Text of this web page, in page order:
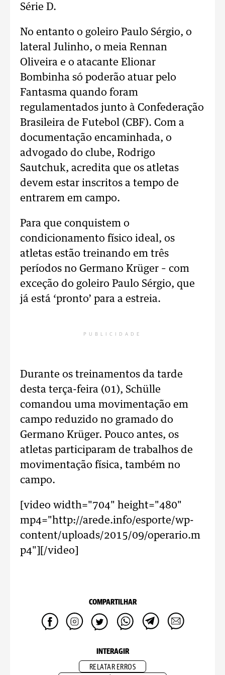
Série D.
No entanto o goleiro Paulo Sérgio, o
lateral Julinho, o meia Rennan
Oliveira e o atacante Elionar
Bombinha só poderão atuar pelo
Fantasma quando foram
regulamentados junto à Confederação
Brasileira de Futebol (CBF). Com a
documentação encaminhada, o
advogado do clube, Rodrigo
Sautchuk, acredita que os atletas
devem estar inscritos a tempo de
entrarem em campo.
Para que conquistem o
condicionamento físico ideal, os
atletas estão treinando em três
períodos no Germano Krüger – com
exceção do goleiro Paulo Sérgio, que
já está ‘pronto’ para a estreia.
PUBLICIDADE
Durante os treinamentos da tarde
desta terça-feira (01), Schülle
comandou uma movimentação em
campo reduzido no gramado do
Germano Krüger. Pouco antes, os
atletas participaram de trabalhos de
movimentação física, também no
campo.
[video width="704" height="480"
mp4="http://arede.info/esporte/wp-
content/uploads/2015/09/operario.m
p4"][/video]
COMPARTILHAR
INTERAGIR
RELATAR ERROS